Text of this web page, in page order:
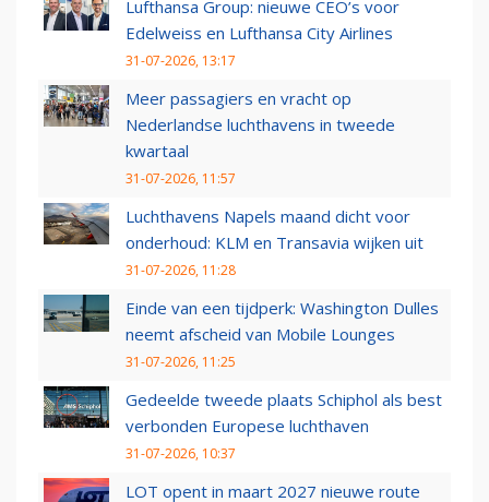
Lufthansa Group: nieuwe CEO’s voor
Edelweiss en Lufthansa City Airlines
31-07-2026, 13:17
Meer passagiers en vracht op
Nederlandse luchthavens in tweede
kwartaal
31-07-2026, 11:57
Luchthavens Napels maand dicht voor
onderhoud: KLM en Transavia wijken uit
31-07-2026, 11:28
Einde van een tijdperk: Washington Dulles
neemt afscheid van Mobile Lounges
31-07-2026, 11:25
Gedeelde tweede plaats Schiphol als best
verbonden Europese luchthaven
31-07-2026, 10:37
LOT opent in maart 2027 nieuwe route